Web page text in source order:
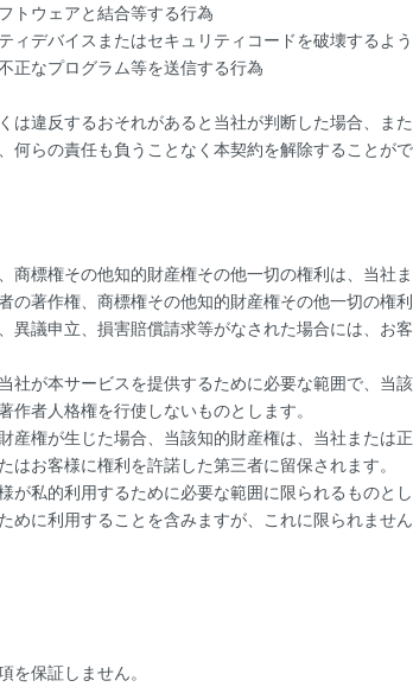
トウェアと結合等する行為
ィデバイスまたはセキュリティコードを破壊するよ
正なプログラム等を送信する行為
は違反するおそれがあると当社が判断した場合、ま
らの責任も負うことなく本契約を解除することがで
標権その他知的財産権その他一切の権利は、当社
の著作権、商標権その他知的財産権その他一切の権
異議申立、損害賠償請求等がなされた場合には、お
社が本サービスを提供するために必要な範囲で、当
者人格権を行使しないものとします。
産権が生じた場合、当該知的財産権は、当社または
お客様に権利を許諾した第三者に留保されます。
が私的利用するために必要な範囲に限られるものと
に利用することを含みますが、これに限られません
保証しません。